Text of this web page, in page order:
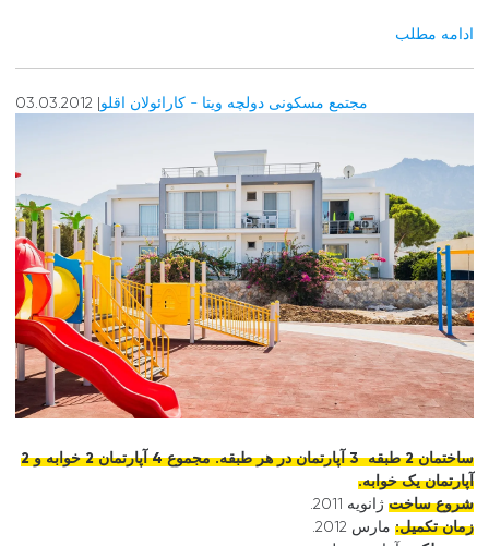
ادامه مطلب
مجتمع مسکونی دولچه ویتا - کارائولان اقلو| 03.03.2012
ساختمان 2 طبقه 3 آپارتمان در هر طبقه. مجموع 4 آپارتمان 2 خوابه و 2
آپارتمان یک خوابه.
شروع ساخت ژانویه 2011.
زمان تکمیل: مارس 2012.